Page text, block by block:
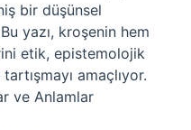
bir düşünsel
yazı, kroşenin hem
etik, epistemolojik
amaçlıyor.
ve Anlamlar